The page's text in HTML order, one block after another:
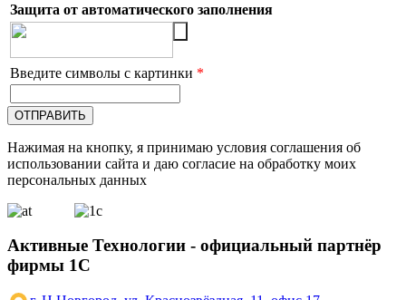
Защита от автоматического заполнения
Введите символы с картинки *
Нажимая на кнопку, я принимаю условия соглашения об
использовании сайта и даю согласие на обработку моих
персональных данных
Активные Технологии - официальный партнёр
фирмы 1С